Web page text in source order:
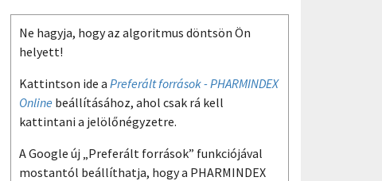
Ne hagyja, hogy az algoritmus döntsön Ön
helyett!
Kattintson ide a Preferált források - PHARMINDEX
Online beállításához, ahol csak rá kell
kattintani a jelölőnégyzetre.
A Google új „Preferált források” funkciójával
mostantól beállíthatja, hogy a PHARMINDEX